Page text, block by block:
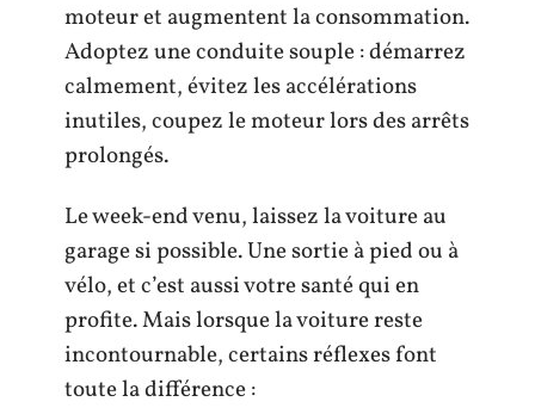
moteur et augmentent la consommation.
Adoptez une conduite souple : démarrez
calmement, évitez les accélérations
inutiles, coupez le moteur lors des arrêts
prolongés.
Le week-end venu, laissez la voiture au
garage si possible. Une sortie à pied ou à
vélo, et c’est aussi votre santé qui en
profite. Mais lorsque la voiture reste
incontournable, certains réflexes font
toute la différence :